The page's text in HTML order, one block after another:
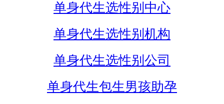
单身代生选性别中心
单身代生选性别机构
单身代生选性别公司
单身代生包生男孩助孕